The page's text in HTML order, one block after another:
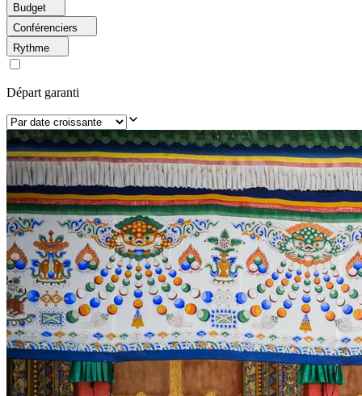
Budget
Conférenciers
Rythme
Départ garanti